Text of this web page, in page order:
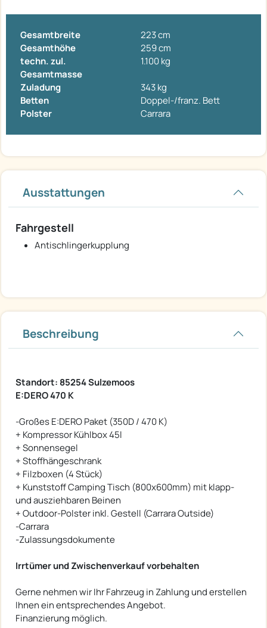
Gesamtbreite
223 cm
Gesamthöhe
259 cm
techn. zul.
Gesamtmasse
1.100 kg
Zuladung
343 kg
Betten
Doppel-/franz. Bett
Polster
Carrara
Ausstattungen
Fahrgestell
Antischlingerkupplung
Beschreibung
Standort: 85254 Sulzemoos
E:DERO 470 K
-Großes E:DERO Paket (350D / 470 K)
+ Kompressor Kühlbox 45l
+ Sonnensegel
+ Stoffhängeschrank
+ Filzboxen (4 Stück)
+ Kunststoff Camping Tisch (800x600mm) mit klapp-
und ausziehbaren Beinen
+ Outdoor-Polster inkl. Gestell (Carrara Outside)
-Carrara
-Zulassungsdokumente
Irrtümer und Zwischenverkauf vorbehalten
Gerne nehmen wir Ihr Fahrzeug in Zahlung und erstellen
Ihnen ein entsprechendes Angebot.
Finanzierung möglich.